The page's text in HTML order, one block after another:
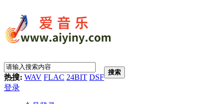
热搜: WAV FLAC 24BIT DSF
搜索
登录